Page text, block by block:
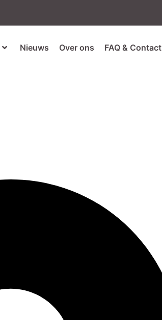
Nieuws Over ons FAQ & Contact